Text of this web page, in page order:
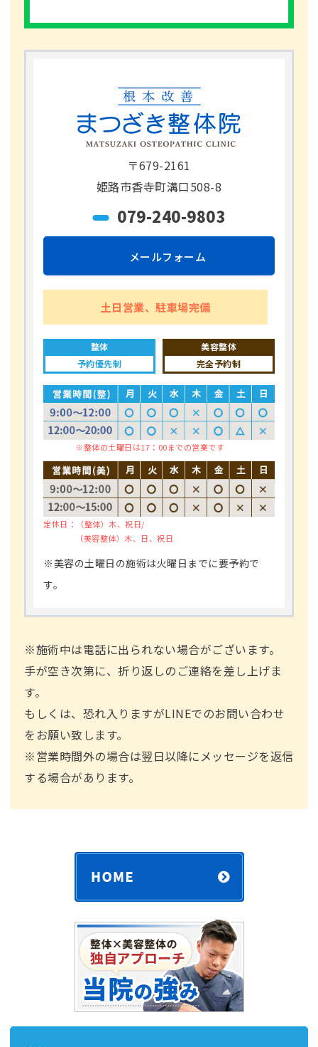
〒679-2161
姫路市香寺町溝口508-8
079-240-9803
メールフォーム
土日営業、駐車場完備
整体
予約優先制
美容整体
完全予約制
※整体の土曜日は17：00までの営業です
定休日：
（整体）木、祝日/
（美容整体）木、日、祝日
※美容の土曜日の施術は火曜日までに要予約で
す。
※施術中は電話に出られない場合がございます。
手が空き次第に、折り返しのご連絡を差し上げま
す。
もしくは、恐れ入りますがLINEでのお問い合わせ
をお願い致します。
※営業時間外の場合は翌⽇以降にメッセージを返信
する場合があります。